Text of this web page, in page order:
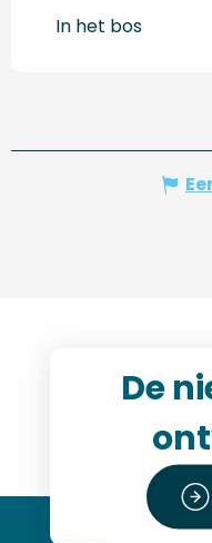
In het bos
De